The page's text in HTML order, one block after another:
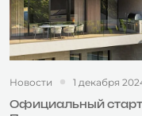
Новости 1 декабря
Официальный